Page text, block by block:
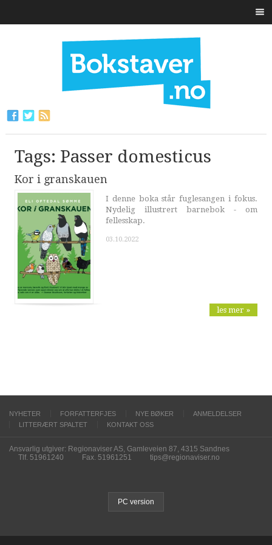
Tags: Passer domesticus
Kor i granskauen
I denne boka står fuglesangen i fokus.
Nydelig illustrert barnebok - om
fellesskap.
03.10.2022
les mer »
NYHETER FORFATTERFJES NYE BØKER
ANMELDELSER
LITTERÆRT SPALTET
KONTAKT OSS
Ansvarlig utgiver: Regionaviser AS, Gamleveien 87, 4315 Sandnes
Tlf. 51961240
Fax. 51961251 tips@regionaviser.no
PC version